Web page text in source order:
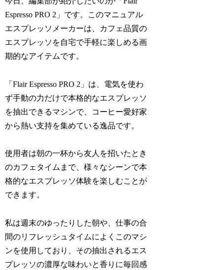
Espresso PRO 2」です。このマニュアル
エスプレッソメーカーは、カフェ品質の
エスプレッソを自宅で手軽に楽しめる画
期的なアイテムです。
「Flair Espresso PRO 2」は、電気を使わ
ず手動の力だけで本格的なエスプレッソ
を抽出できるマシンで、コーヒー愛好家
から熱い支持を集めている逸品です。
使用者は朝の一杯から友人を招いたとき
のカフェタイムまで、様々なシーンで本
格的なエスプレッソ体験を楽しむことが
できます。
私は週末のゆったりした朝や、仕事の合
間のリフレッシュタイムによくこのマシ
ンを使用しており、その抽出されるエス
プレッソの濃厚な味わいと香りに毎回感